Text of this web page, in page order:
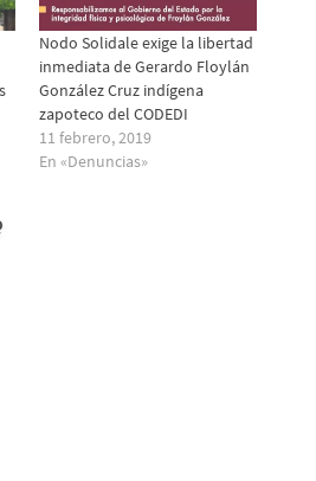
Nodo Solidale exige la libertad
inmediata de Gerardo Floylán
González Cruz indígena
zapoteco del CODEDI
11 febrero, 2019
En «Denuncias»